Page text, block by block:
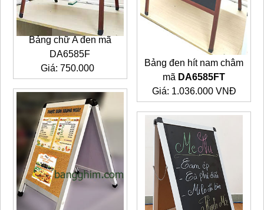
Bảng chữ A đen mã
DA6585F
Giá: 750.000
Bảng đen hít nam châm
mã DA6585FT
Giá: 1.036.000 VNĐ